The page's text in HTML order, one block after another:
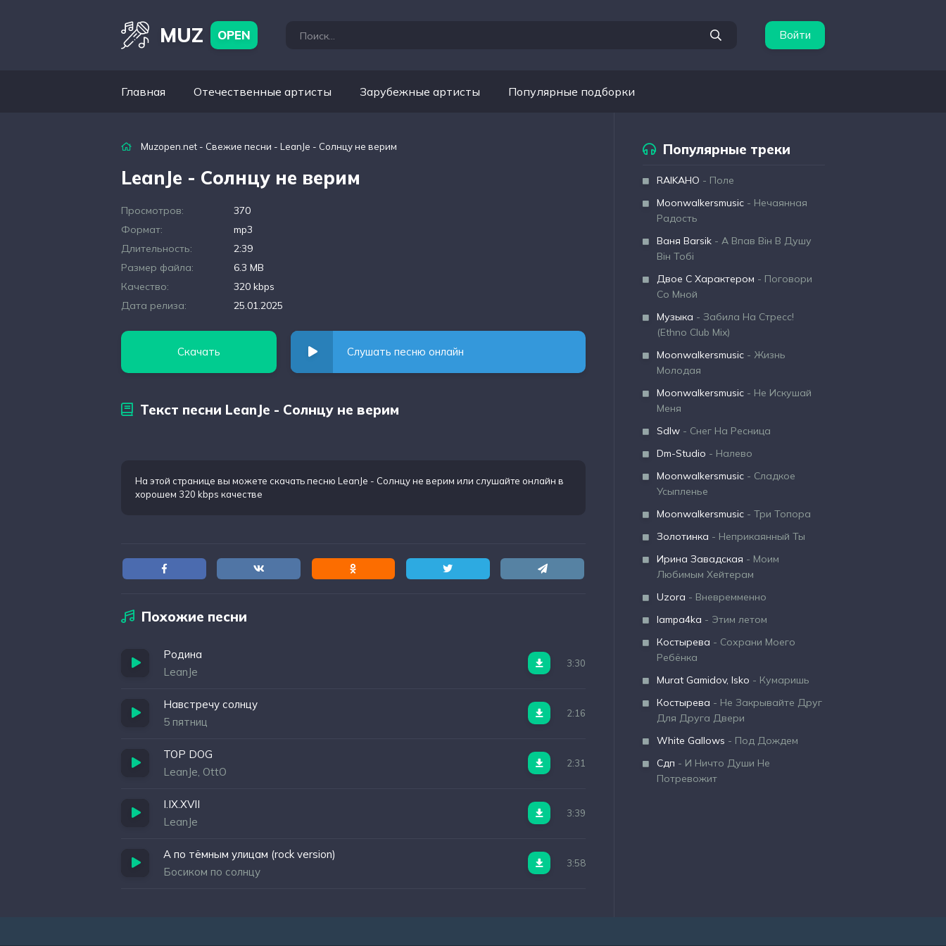
MUZ OPEN Войти
Главная Отечественные артисты Зарубежные артисты Популярные подборки
Muzopen.net - Свежие песни - LeanJe - Солнцу не верим
LeanJe - Солнцу не верим
Просмотров:
370
Формат:
mp3
Длительность:
2:39
Размер файла:
6.3 MB
Качество:
320 kbps
Дата релиза:
25.01.2025
Скачать Слушать песню онлайн
Текст песни LeanJe - Солнцу не верим
На этой странице вы можете скачать песню LeanJe - Солнцу не верим или слушайте онлайн в
хорошем 320 kbps качестве
Похожие песни
Родина
LeanJe
3:30
Навстречу солнцу
5 пятниц
2:16
TOP DOG
LeanJe, OttO
2:31
I.IX.XVII
LeanJe
3:39
А по тёмным улицам (rock version)
Босиком по солнцу
3:58
Популярные треки
RAIKAHO - Поле
Moonwalkersmusic - Нечаянная
Радость
Ваня Barsik - А Впав Він В Душу
Він Тобі
Двое С Характером - Поговори
Со Мной
Музыка - Забила На Стресс!
(Ethno Club Mix)
Moonwalkersmusic - Жизнь
Молодая
Moonwalkersmusic - Не Искушай
Меня
Sdlw - Снег На Ресница
Dm-Studio - Налево
Moonwalkersmusic - Сладкое
Усыпленье
Moonwalkersmusic - Три Топора
Золотинка - Неприкаянный Ты
Ирина Завадская - Моим
Любимым Хейтерам
Uzora - Вневремменно
lampa4ka - Этим летом
Костырева - Сохрани Моего
Ребёнка
Murat Gamidov, Isko - Кумаришь
Костырева - Не Закрывайте Друг
Для Друга Двери
White Gallows - Под Дождем
Сдп - И Ничто Души Не
Потревожит